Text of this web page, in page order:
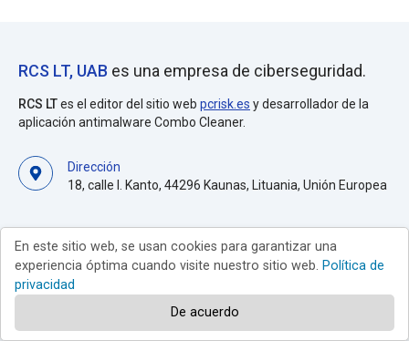
RCS LT, UAB es una empresa de ciberseguridad.
RCS LTes el editor del sitio web pcrisk.es y desarrollador de la
aplicación antimalware Combo Cleaner.
Dirección
18, calle I. Kanto, 44296 Kaunas, Lituania, Unión Europea
SECCIONES PRINCIPALES
Guías de desinfección
Mejores programas antivirus
En este sitio web, se usan cookies para garantizar una
experiencia óptima cuando visite nuestro sitio web. Política de
privacidad
De acuerdo